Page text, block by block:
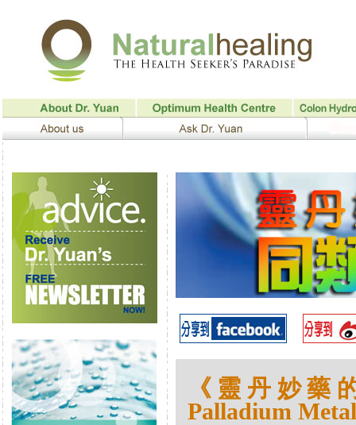
《靈丹妙藥
Palladium